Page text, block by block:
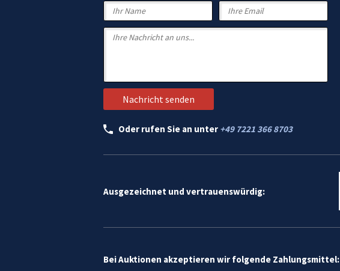
Oder rufen Sie an unter +49 7221 366 8703
Ausgezeichnet und vertrauenswürdig:
Bei Auktionen akzeptieren wir folgende Zahlungsmittel: